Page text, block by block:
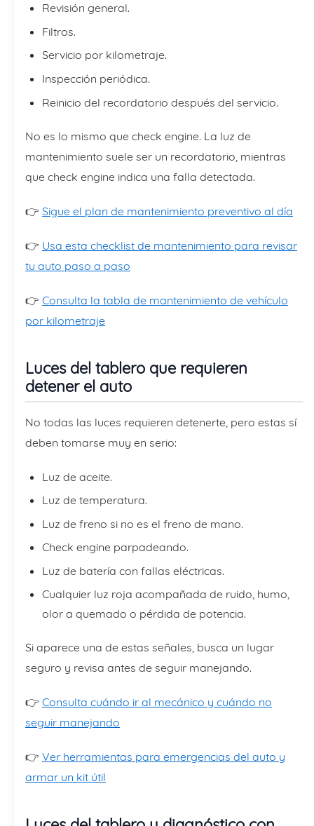
Revisión general.
Filtros.
Servicio por kilometraje.
Inspección periódica.
Reinicio del recordatorio después del servicio.
No es lo mismo que check engine. La luz de
mantenimiento suele ser un recordatorio, mientras
que check engine indica una falla detectada.
👉 Sigue el plan de mantenimiento preventivo al día
👉 Usa esta checklist de mantenimiento para revisar
tu auto paso a paso
👉 Consulta la tabla de mantenimiento de vehículo
por kilometraje
Luces del tablero que requieren
detener el auto
No todas las luces requieren detenerte, pero estas sí
deben tomarse muy en serio:
Luz de aceite.
Luz de temperatura.
Luz de freno si no es el freno de mano.
Check engine parpadeando.
Luz de batería con fallas eléctricas.
Cualquier luz roja acompañada de ruido, humo,
olor a quemado o pérdida de potencia.
Si aparece una de estas señales, busca un lugar
seguro y revisa antes de seguir manejando.
👉 Consulta cuándo ir al mecánico y cuándo no
seguir manejando
👉 Ver herramientas para emergencias del auto y
armar un kit útil